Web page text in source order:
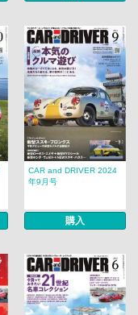
CAR and DRIVER 2024
年9月号
購入